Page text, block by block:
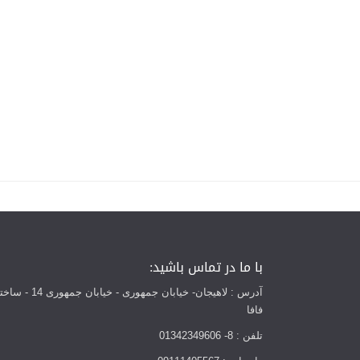
با ما در تماس باشید:
آدرس : لاهیجان- خیابان جمهوری -
فافا
تلفن : 8- 01342349606